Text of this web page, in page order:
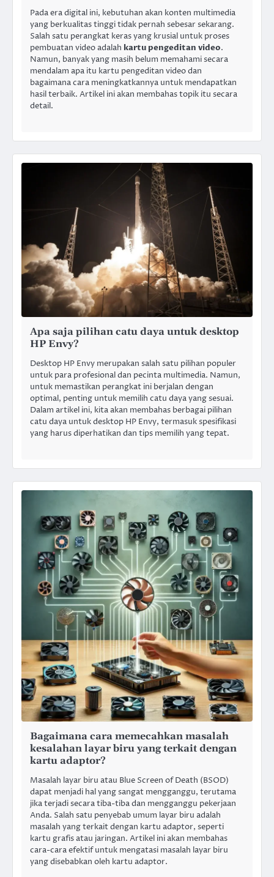
Pada era digital ini, kebutuhan akan konten multimedia
yang berkualitas tinggi tidak pernah sebesar sekarang.
Salah satu perangkat keras yang krusial untuk proses
pembuatan video adalah kartu pengeditan video.
Namun, banyak yang masih belum memahami secara
mendalam apa itu kartu pengeditan video dan
bagaimana cara meningkatkannya untuk mendapatkan
hasil terbaik. Artikel ini akan membahas topik itu secara
detail.
Apa saja pilihan catu daya untuk desktop
HP Envy?
Desktop HP Envy merupakan salah satu pilihan populer
untuk para profesional dan pecinta multimedia. Namun,
untuk memastikan perangkat ini berjalan dengan
optimal, penting untuk memilih catu daya yang sesuai.
Dalam artikel ini, kita akan membahas berbagai pilihan
catu daya untuk desktop HP Envy, termasuk spesifikasi
yang harus diperhatikan dan tips memilih yang tepat.
Bagaimana cara memecahkan masalah
kesalahan layar biru yang terkait dengan
kartu adaptor?
Masalah layar biru atau Blue Screen of Death (BSOD)
dapat menjadi hal yang sangat mengganggu, terutama
jika terjadi secara tiba-tiba dan mengganggu pekerjaan
Anda. Salah satu penyebab umum layar biru adalah
masalah yang terkait dengan kartu adaptor, seperti
kartu grafis atau jaringan. Artikel ini akan membahas
cara-cara efektif untuk mengatasi masalah layar biru
yang disebabkan oleh kartu adaptor.